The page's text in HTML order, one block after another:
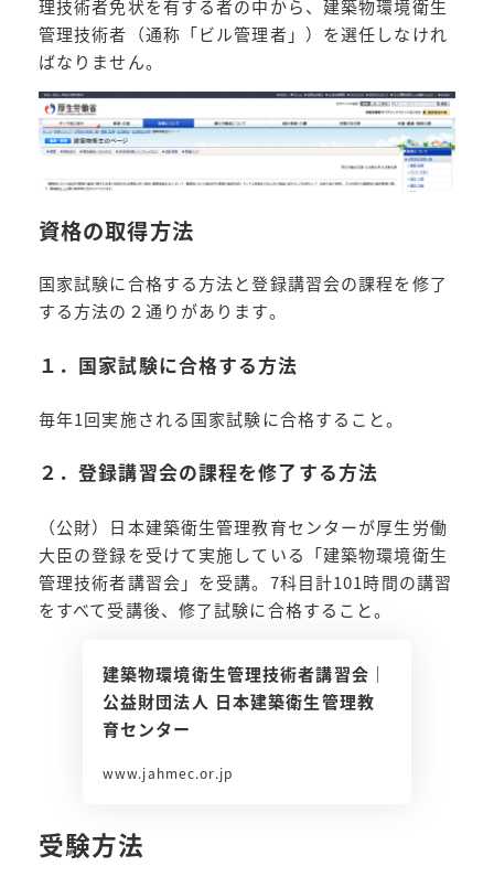
理技術者免状を有する者の中から、建築物環境衛生
管理技術者（通称「ビル管理者」）を選任しなけれ
ばなりません。
資格の取得方法
国家試験に合格する方法と登録講習会の課程を修了
する方法の２通りがあります。
１．国家試験に合格する方法
毎年1回実施される国家試験に合格すること。
２．登録講習会の課程を修了する方法
（公財）日本建築衛生管理教育センターが厚生労働
大臣の登録を受けて実施している「建築物環境衛生
管理技術者講習会」を受講。7科目計101時間の講習
をすべて受講後、修了試験に合格すること。
建築物環境衛生管理技術者講習会｜
公益財団法人 日本建築衛生管理教
育センター
www.jahmec.or.jp
受験方法